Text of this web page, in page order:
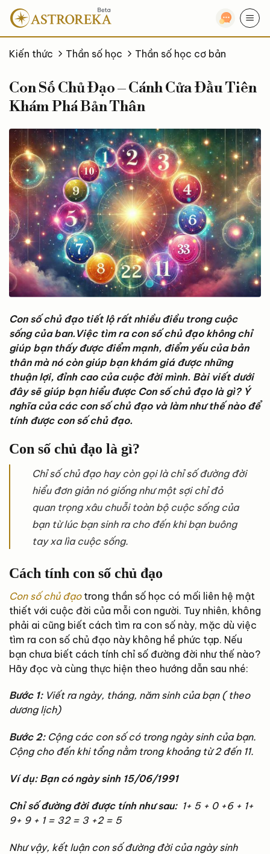
qua
nội
dungKiến thức Thần số học Thần số học cơ bản
Con Số Chủ Đạo – Cánh Cửa Đầu Tiên
Khám Phá Bản Thân
Con số chủ đạo tiết lộ rất nhiều điều trong cuộc
sống của ban.Việc tìm ra con số chủ đạo không chỉ
giúp bạn thấy được điểm mạnh, điểm yếu của bản
thân mà nó còn giúp bạn khám giá được những
thuận lợi, đỉnh cao của cuộc đời mình. Bài viết dưới
đây sẽ giúp bạn hiểu được Con số chủ đạo là gì? Ý
nghĩa của các con số chủ đạo và làm như thế nào để
tính được con số chủ đạo.
Con số chủ đạo là gì?
Chỉ số chủ đạo hay còn gọi là chỉ số đường đời
hiểu đơn giản nó giống như một sợi chỉ đỏ
quan trọng xâu chuỗi toàn bộ cuộc sống của
bạn từ lúc bạn sinh ra cho đến khi bạn buông
tay xa lìa cuộc sống.
Cách tính con số chủ đạo
Con số chủ đạotrong thần số học có mối liên hệ mật
thiết với cuộc đời của mỗi con người. Tuy nhiên, không
phải ai cũng biết cách tìm ra con số này, mặc dù việc
tìm ra con số chủ đạo này không hề phức tạp. Nếu
bạn chưa biết cách tính chỉ số đường đời như thế nào?
Hãy đọc và cùng thực hiện theo hướng dẫn sau nhé:
Bước 1:Viết ra ngày, tháng, năm sinh của bạn ( theo
dương lịch)
Bước 2: Cộng các con số có trong ngày sinh của bạn.
Cộng cho đến khi tổng nằm trong khoảng từ 2 đến 11.
Ví dụ: Bạn có ngày sinh 15/06/1991
Chỉ số đường đời được tính như sau:1+ 5 + 0 +6 + 1+
9+ 9 + 1 = 32 = 3 +2 = 5
Như vậy, kết luận con số đường đời của ngày sinh